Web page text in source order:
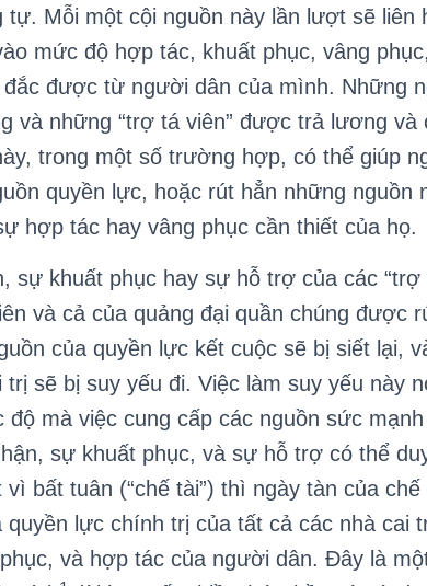
Mỗi một cội nguồn này lần lượt sẽ liên
mức độ hợp tác, khuất phục, vâng
được từ người dân của mình. Những
và những “trợ tá viên” được trả lương và
trong một số trường hợp, có thể giúp
quyền lực, hoặc rút hẳn những nguồn
hợp tác hay vâng phục cần thiết của họ.
khuất phục hay sự hỗ trợ của các “trợ
và cả của quảng đại quần chúng được
của quyền lực kết cuộc sẽ bị siết lại,
trị sẽ bị suy yếu đi. Việc làm suy yếu này
mà việc cung cấp các nguồn sức
sự khuất phục, và sự hỗ trợ có thể
bất tuân (“chế tài”) thì ngày tàn của
quyền lực chính trị của tất cả các nhà cai
và hợp tác của người dân. Đây là